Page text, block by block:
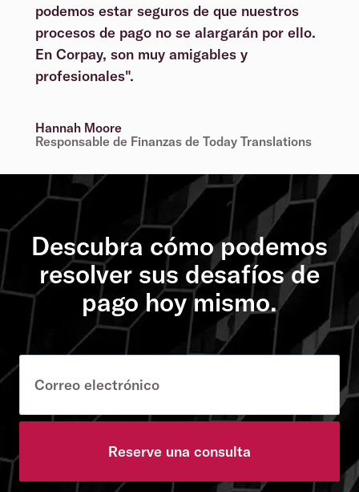
podemos estar seguros de que nuestros
procesos de pago no se alargarán por ello.
En Corpay, son muy amigables y
profesionales".
Hannah Moore
Responsable de Finanzas de Today Translations
Descubra cómo podemos
resolver sus desafíos de
pago hoy mismo.
Reserve una consulta